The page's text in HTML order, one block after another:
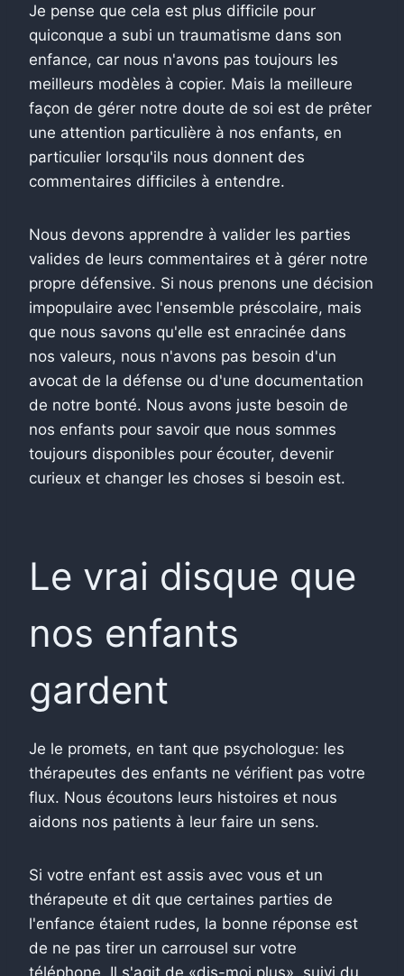
Je pense que cela est plus difficile pour
quiconque a subi un traumatisme dans son
enfance, car nous n'avons pas toujours les
meilleurs modèles à copier. Mais la meilleure
façon de gérer notre doute de soi est de prêter
une attention particulière à nos enfants, en
particulier lorsqu'ils nous donnent des
commentaires difficiles à entendre.
Nous devons apprendre à valider les parties
valides de leurs commentaires et à gérer notre
propre défensive. Si nous prenons une décision
impopulaire avec l'ensemble préscolaire, mais
que nous savons qu'elle est enracinée dans
nos valeurs, nous n'avons pas besoin d'un
avocat de la défense ou d'une documentation
de notre bonté. Nous avons juste besoin de
nos enfants pour savoir que nous sommes
toujours disponibles pour écouter, devenir
curieux et changer les choses si besoin est.
Le vrai disque que
nos enfants
gardent
Je le promets, en tant que psychologue: les
thérapeutes des enfants ne vérifient pas votre
flux. Nous écoutons leurs histoires et nous
aidons nos patients à leur faire un sens.
Si votre enfant est assis avec vous et un
thérapeute et dit que certaines parties de
l'enfance étaient rudes, la bonne réponse est
de ne pas tirer un carrousel sur votre
téléphone. Il s'agit de «dis-moi plus», suivi du